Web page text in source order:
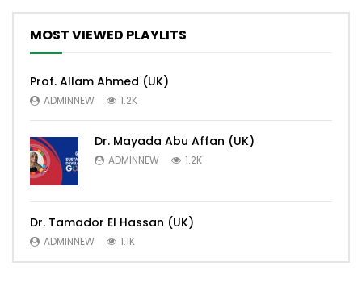
MOST VIEWED PLAYLITS
Prof. Allam Ahmed (UK)
ADMINNEW 1.2K
Dr. Mayada Abu Affan (UK)
ADMINNEW 1.2K
Dr. Tamador El Hassan (UK)
ADMINNEW 1.1K